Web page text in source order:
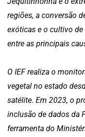
regiões, a conversão
exóticas e o cultivo
entre as principais
O IEF realiza o
vegetal no estado
satélite. Em 2023, o
inclusão de dados da
ferramenta do